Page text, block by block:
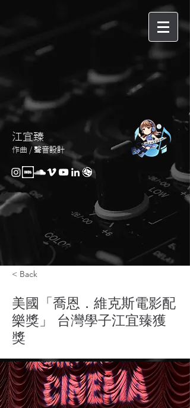
江宜臻
作曲 / 聲音設計
< Back
美國「喬恩．維克斯電影配
樂獎」 台灣學子江宜臻獲
獎